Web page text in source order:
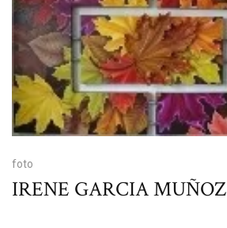
foto
IRENE GARCIA MUÑOZ